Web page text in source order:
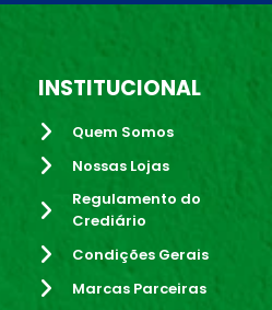
INSTITUCIONAL
Quem Somos
Nossas Lojas
Regulamento do
Crediário
Condições Gerais
Marcas Parceiras